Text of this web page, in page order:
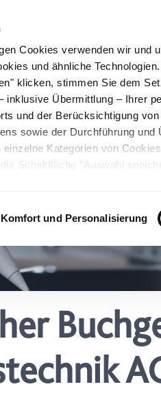
Cookies verwenden wir und
und ähnliche
klicken, stimmen Sie dem
inklusive Übermittlung – Ihrer
und der Berücksichtigung
sowie der Durchführung und
Kategorien von
Schaltfläche "Auswahl
können und Ihre
Cookies und ähnlichen
z.B. zu den verarbeiteten
Sie durch Anklicken von "Details
, die am Ende der
einige Funktionen
mit Wirkung für die
Symbols am Ende der
Komfort und Personalisierung
Stahl Nachhaltigkeit